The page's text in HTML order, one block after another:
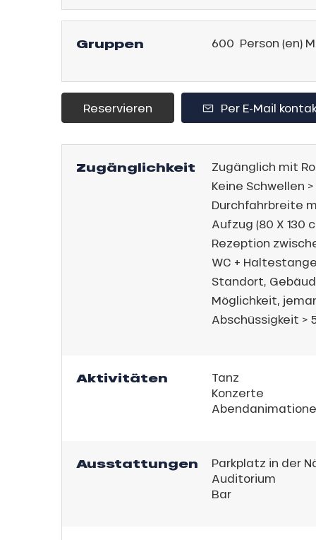
Gruppen 600 Person (en)
Reservieren Per E-Mail
Zugänglichkeit
Zugänglich mit
Keine Schwellen
Durchfahrbreite
Aufzug (80 X 130
Rezeption
WC +
Standort,
Möglichkeit,
Abschüssigkeit >
Aktivitäten
Tanz
Konzerte
Ausstattungen
Parkplatz in der
Auditorium
Bar